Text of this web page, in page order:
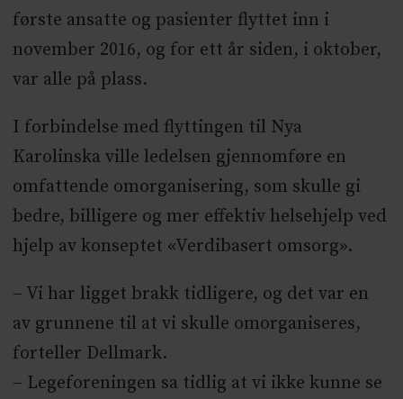
første ansatte og pasienter flyttet inn i
november 2016, og for ett år siden, i oktober,
var alle på plass.
I forbindelse med flyttingen til Nya
Karolinska ville ledelsen gjennomføre en
omfattende omorganisering, som skulle gi
bedre, billigere og mer effektiv helsehjelp ved
hjelp av konseptet «Verdibasert omsorg».
– Vi har ligget brakk tidligere, og det var en
av grunnene til at vi skulle omorganiseres,
forteller Dellmark.
– Legeforeningen sa tidlig at vi ikke kunne se